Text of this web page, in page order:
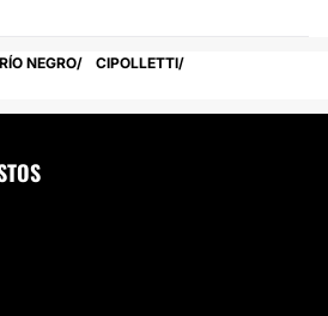
RÍO NEGRO
CIPOLLETTI